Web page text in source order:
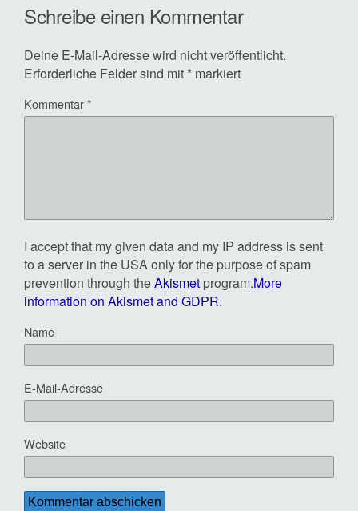
Schreibe einen Kommentar
Deine E-Mail-Adresse wird nicht veröffentlicht.
Erforderliche Felder sind mit * markiert
Kommentar*
I accept that my given data and my IP address is sent
to a server in the USA only for the purpose of spam
prevention through theAkismet program.More
information on Akismet and GDPR.
Name
E-Mail-Adresse
Website